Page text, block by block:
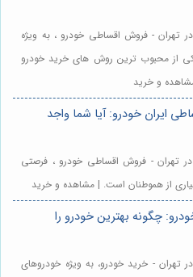
تهران - فروش اقساطی خودرو ، به ویژه
از محبوب ترین روش های خرید خودرو
و خرید
ایران خودرو: آیا شما واجد
تهران - فروش اقساطی خودرو ، فرصتی
از هموطنان است. | مشاهده و خرید
چگونه بهترین خودرو را
تهران - خرید خودرو، به ویژه خودروهای